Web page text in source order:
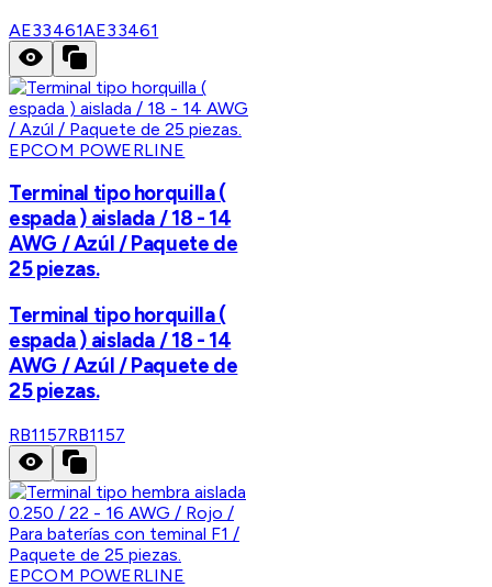
AE33461AE33461
EPCOM POWERLINE
Terminal tipo horquilla (
espada ) aislada / 18 - 14
AWG / Azúl / Paquete de
25 piezas.
Terminal tipo horquilla (
espada ) aislada / 18 - 14
AWG / Azúl / Paquete de
25 piezas.
RB1157RB1157
EPCOM POWERLINE